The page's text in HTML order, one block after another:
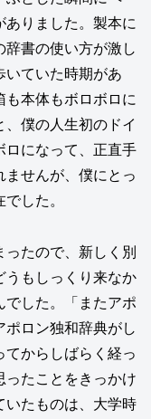
りました。製本に
書の使い方が激し
ていた時期があ
も本体もボロボロに
僕の人生初のドイ
ロになって、正直手
せんが、僕にとっ
した。
たので、新しく別
もしっくり来なか
した。「またアポ
ロン独和辞典がし
からしばらく経っ
たことをきっかけ
いたものは、大学時